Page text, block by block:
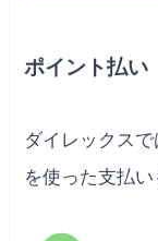
ポイント払い
ダイレックス
を使った支払い